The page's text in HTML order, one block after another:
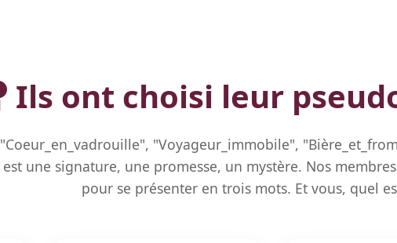
Ils ont choisi leur
"Coeur_en_vadrouille", "Voyageur_immobile",
est une signature, une promesse, un mystère. Nos
pour se présenter en trois mots. Et vous, quel